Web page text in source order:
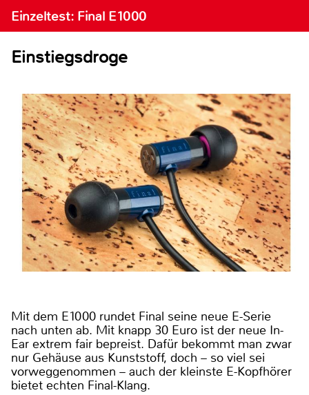
Einzeltest: Final E1000
Einstiegsdroge
Mit dem E1000 rundet Final seine neue E-Serie
nach unten ab. Mit knapp 30 Euro ist der neue In-
Ear extrem fair bepreist. Dafür bekommt man zwar
nur Gehäuse aus Kunststoff, doch – so viel sei
vorweggenommen – auch der kleinste E-Kopfhörer
bietet echten Final-Klang.